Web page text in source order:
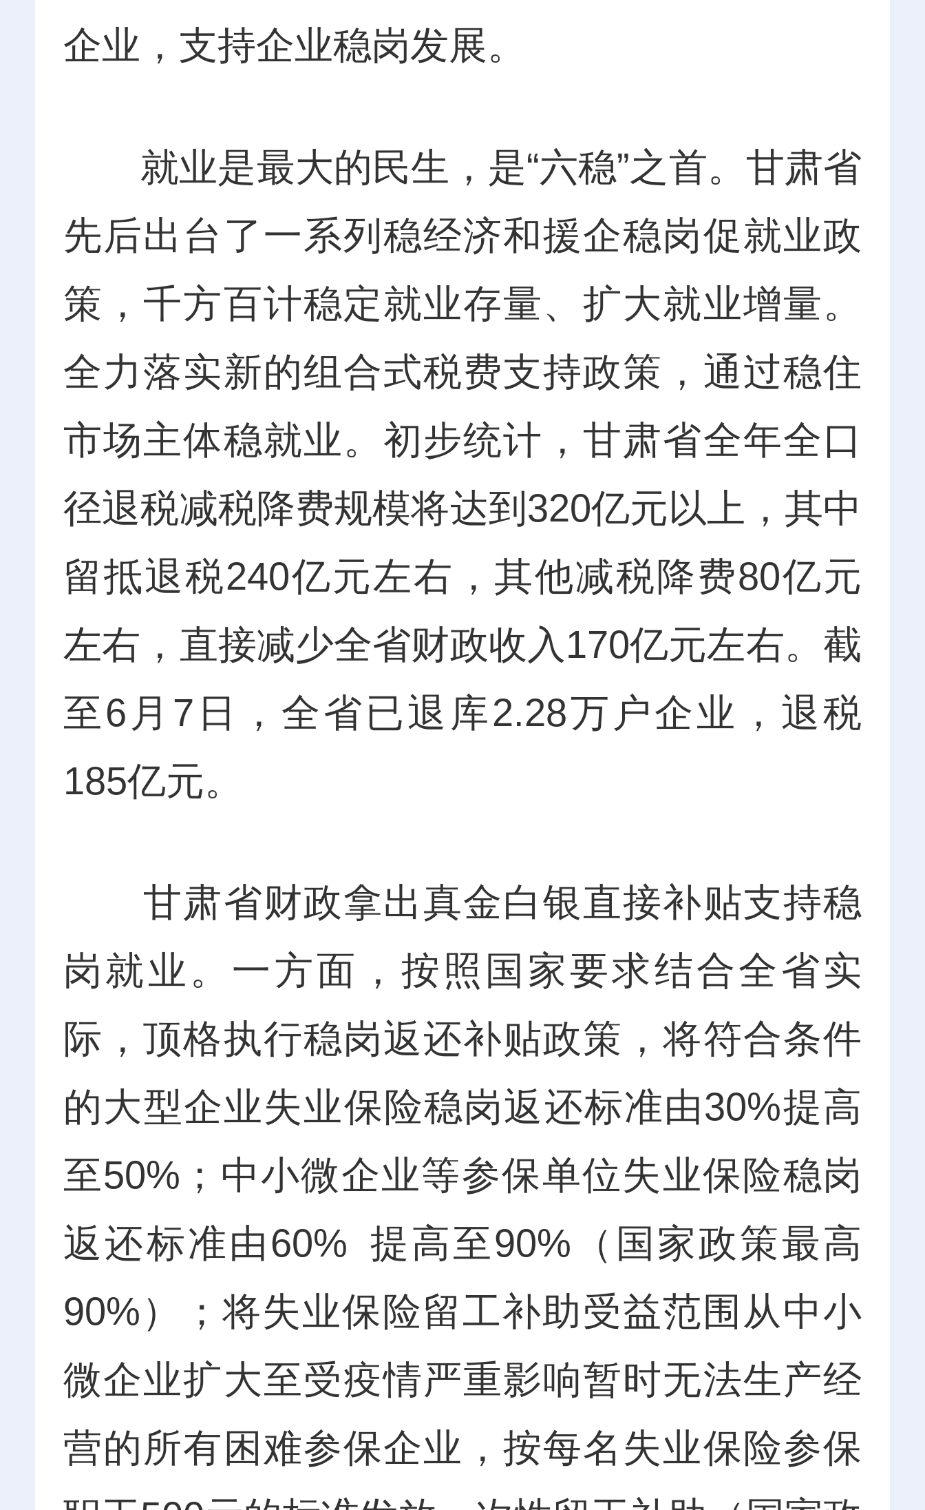
企业，支持企业稳岗发展。
就业是最大的民生，是“六稳”之首。甘肃省
先后出台了一系列稳经济和援企稳岗促就业政
策，千方百计稳定就业存量、扩大就业增量。
全力落实新的组合式税费支持政策，通过稳住
市场主体稳就业。初步统计，甘肃省全年全口
径退税减税降费规模将达到320亿元以上，其中
留抵退税240亿元左右，其他减税降费80亿元
左右，直接减少全省财政收入170亿元左右。截
至6月7日，全省已退库2.28万户企业，退税
185亿元。
甘肃省财政拿出真金白银直接补贴支持稳
岗就业。一方面，按照国家要求结合全省实
际，顶格执行稳岗返还补贴政策，将符合条件
的大型企业失业保险稳岗返还标准由30%提高
至50%；中小微企业等参保单位失业保险稳岗
返还标准由60% 提高至90%（国家政策最高
90%）；将失业保险留工补助受益范围从中小
微企业扩大至受疫情严重影响暂时无法生产经
营的所有困难参保企业，按每名失业保险参保